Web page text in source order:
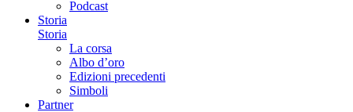
Podcast
Storia
Storia
La corsa
Albo d’oro
Edizioni precedenti
Simboli
Partner